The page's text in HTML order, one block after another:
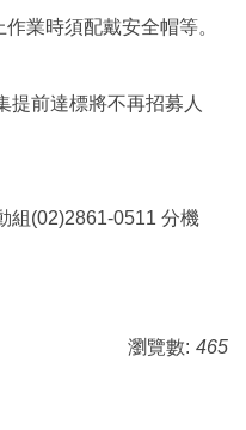
業時須配戴安全帽等。
提前達標將不再招募人
組(02)2861-0511 分機
瀏覽數: 465